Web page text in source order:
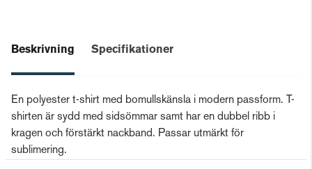
Beskrivning Specifikationer
En polyester t-shirt med bomullskänsla i modern passform. T-
shirten är sydd med sidsömmar samt har en dubbel ribb i
kragen och förstärkt nackband. Passar utmärkt för
sublimering.